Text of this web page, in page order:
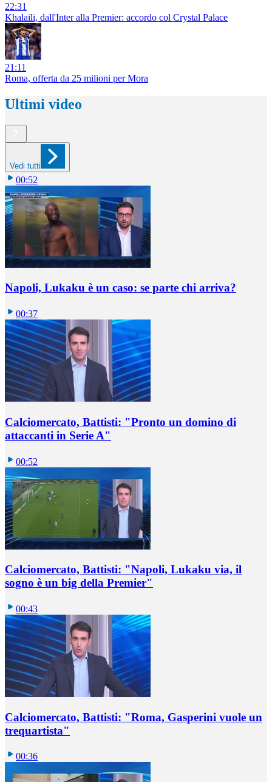
22:31
Khalaili, dall'Inter alla Premier: accordo col Crystal Palace
21:11
Roma, offerta da 25 milioni per Mora
Ultimi video
Vedi tutti
00:52
Napoli, Lukaku è un caso: se parte chi arriva?
00:37
Calciomercato, Battisti: "Pronto un domino di
attaccanti in Serie A"
00:52
Calciomercato, Battisti: "Napoli, Lukaku via, il
sogno è un big della Premier"
00:43
Calciomercato, Battisti: "Roma, Gasperini vuole un
trequartista"
00:36